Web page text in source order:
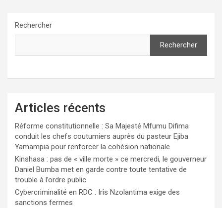
Rechercher
Rechercher
Articles récents
Réforme constitutionnelle : Sa Majesté Mfumu Difima
conduit les chefs coutumiers auprès du pasteur Ejiba
Yamampia pour renforcer la cohésion nationale
Kinshasa : pas de « ville morte » ce mercredi, le gouverneur
Daniel Bumba met en garde contre toute tentative de
trouble à l’ordre public
Cybercriminalité en RDC : Iris Nzolantima exige des
sanctions fermes